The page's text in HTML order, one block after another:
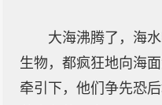
大海沸腾了，海
生物，都疯狂地向海
牵引下，他们争先恐